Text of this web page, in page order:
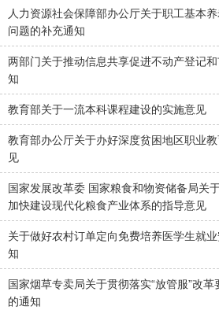
人力资源社会保障部办公厅关于职工基本
问题的补充通知
两部门关于推动信息共享促进不动产登记
知
教育部关于一流本科课程建设的实施意见
教育部办公厅关于办好深度贫困地区职业
见
国家发展改革委 国家粮食和物资储备局关
加快建设现代化粮食产业体系的指导意见
关于做好农村订单定向免费培养医学生就
知
国家烟草专卖局关于贯彻落实“放管服”改
的通知